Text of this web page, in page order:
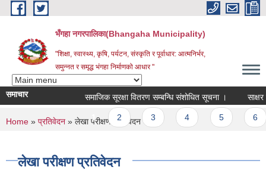
Skip to main content
भँगहा नगरपालिका(Bhangaha Municipality)
"शिक्षा, स्वास्थ्य, कृषि, पर्यटन, संस्कृति र पूर्वाधार: आत्मनिर्भर,
समुन्नत र समृद्ध भंगहा निर्माणको आधार "
समाचार समाजिक सूरक्षा वितरण सम्बन्धि संशोधित सूचना । साक्षर
Pages
1 2 3
You are here
Home » प्रतिवेदन » लेखा परीक्षण प्रतिवेदन
लेखा परीक्षण प्रतिवेदन